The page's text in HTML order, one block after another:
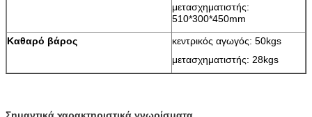
μετασχηματιστής:
510*300*450mm
Καθαρό βάρος
κεντρικός αγωγός: 50kgs
μετασχηματιστής: 28kgs